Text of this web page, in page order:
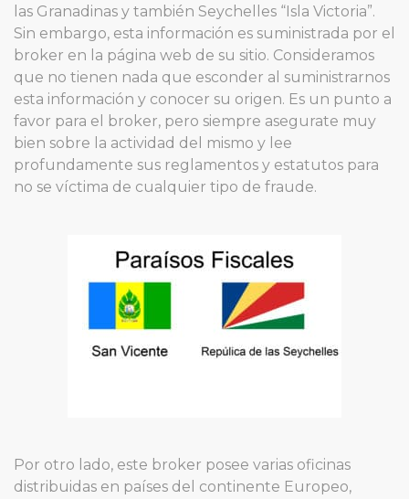
las Granadinas y también Seychelles “Isla Victoria”.
Sin embargo, esta información es suministrada por el
broker en la página web de su sitio. Consideramos
que no tienen nada que esconder al suministrarnos
esta información y conocer su origen. Es un punto a
favor para el broker, pero siempre asegurate muy
bien sobre la actividad del mismo y lee
profundamente sus reglamentos y estatutos para
no se víctima de cualquier tipo de fraude.
Por otro lado, este broker posee varias oficinas
distribuidas en países del continente Europeo,